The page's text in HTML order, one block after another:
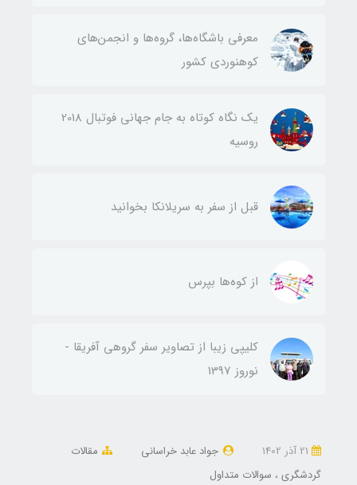
معرفی باشگاه‌ها، گروه‌ها و انجمن‌های
کوهنوردی کشور
یک نگاه کوتاه به جام جهانی فوتبال 2018
روسیه
قبل از سفر به سریلانکا بخوانید
از کوه‌ها بپرس
کلیپی زیبا از تصاویر سفر گروهی آفریقا -
نوروز 1397
جواد عابد خراسانی
مقالات
گردشگری
سوالات متداول